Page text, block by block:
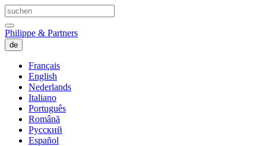
Philippe & Partners
de
Français
English
Nederlands
Italiano
Português
Română
Русский
Español